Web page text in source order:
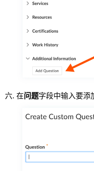
在问题字段中输入要添